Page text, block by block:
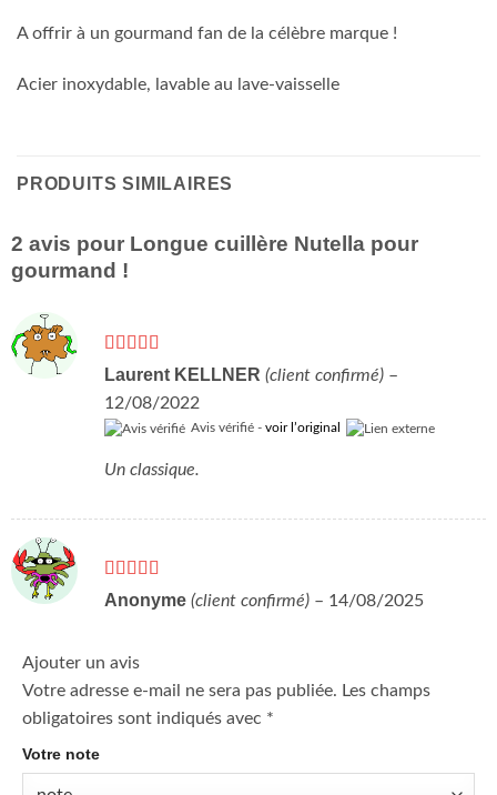
A offrir à un gourmand fan de la célèbre marque !
Acier inoxydable, lavable au lave-vaisselle
PRODUITS SIMILAIRES
2 avis pour Longue cuillère Nutella pour
gourmand !
Note5sur 5
Laurent KELLNER (client confirmé) –
12/08/2022
Avis vérifié - voir l’original
Un classique.
Note4
sur 5
Anonyme (client confirmé) – 14/08/2025
Ajouter un avis
Votre adresse e-mail ne sera pas publiée. Les champs
obligatoires sont indiqués avec *
Votre note